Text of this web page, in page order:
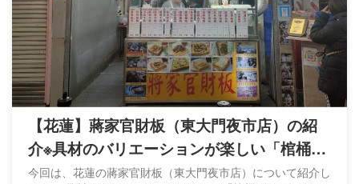
【花蓮】蔣家官財板（東大門夜市店）の紹
介※具材のバリエーションが楽しい「棺桶パ
ン」
今回は、花蓮の蔣家官財板（東大門夜市店）について紹介し